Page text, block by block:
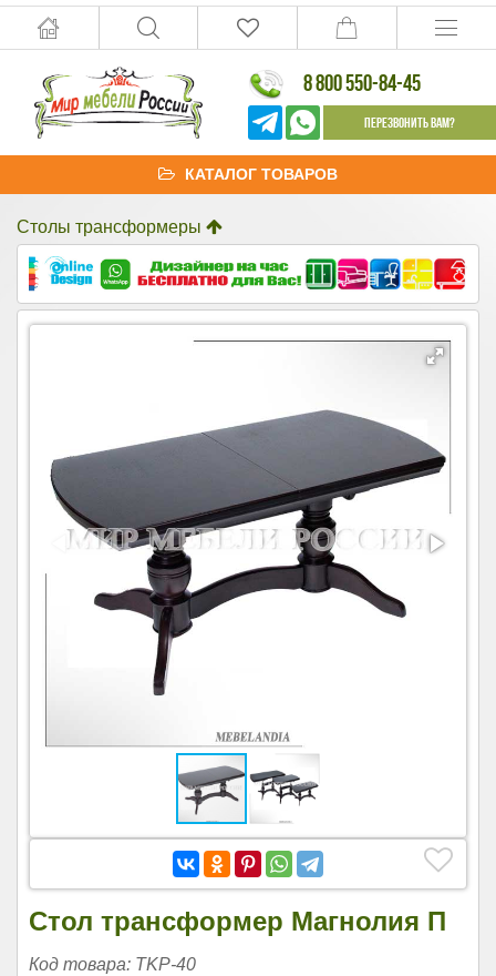
8 800 550-84-45
Перезвонить Вам?
КАТАЛОГ ТОВАРОВ
Столы трансформеры
Стол трансформер Магнолия П
Код товара: TKP-40